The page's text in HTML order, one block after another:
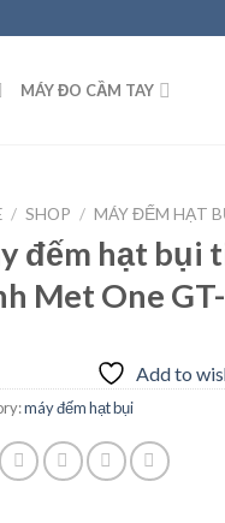
MÁY ĐO CẦM TAY
/ SHOP / MÁY ĐẾM HẠT
đếm hạt bụi
Met One
Add to
máy đếm hạt bụi